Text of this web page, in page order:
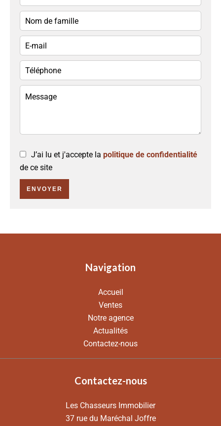
J’ai lu et j'accepte la politique de confidentialité
de ce site
ENVOYER
Navigation
Accueil
Ventes
Notre agence
Actualités
Contactez-nous
Contactez-nous
Les Chasseurs Immobilier
37 rue du Maréchal Joffre